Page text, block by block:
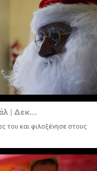
| Δεκ...
του και φιλοξένησε στους